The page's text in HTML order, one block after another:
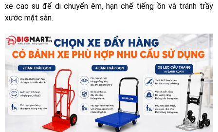
xe cao su để di chuyển êm, hạn chế tiếng ồn và tránh trầy
xước mặt sàn.